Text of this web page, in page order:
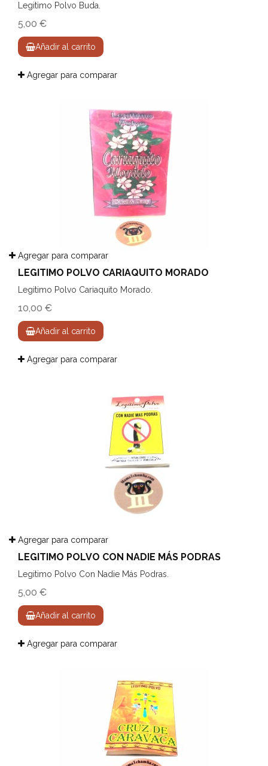
Legitimo Polvo Buda.
5,00 €
Añadir al carrito
Agregar para comparar
Agregar para comparar
LEGITIMO POLVO CARIAQUITO MORADO
Legitimo Polvo Cariaquito Morado.
10,00 €
Añadir al carrito
Agregar para comparar
Agregar para comparar
LEGITIMO POLVO CON NADIE MÁS PODRAS
Legitimo Polvo Con Nadie Más Podras.
5,00 €
Añadir al carrito
Agregar para comparar